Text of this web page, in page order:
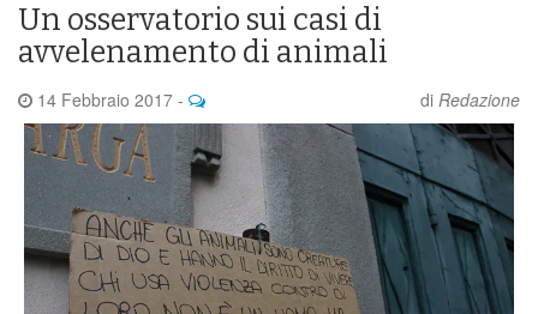
Un osservatorio sui casi di
avvelenamento di animali
14 Febbraio 2017 - di Redazione